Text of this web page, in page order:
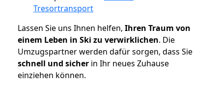
Tresortransport
Lassen Sie uns Ihnen helfen, Ihren Traum von
einem Leben in Ski zu verwirklichen. Die
Umzugspartner werden dafür sorgen, dass Sie
schnell und sicher in Ihr neues Zuhause
einziehen können.